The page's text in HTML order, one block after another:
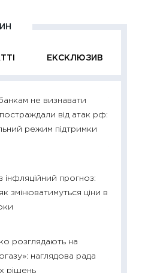
ЕКСКЛЮЗИВ
не визнавати
від атак рф:
режим підтримки
інфляційний прогноз:
змінюватимуться ціни в
розглядають на
наглядова рада
рішень